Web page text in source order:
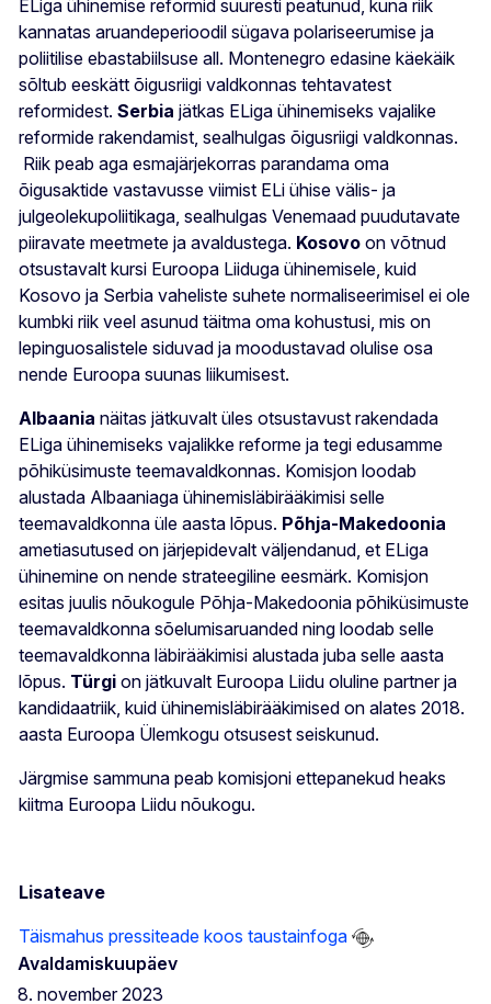
ELiga ühinemise reformid suuresti peatunud, kuna riik
kannatas aruandeperioodil sügava polariseerumise ja
poliitilise ebastabiilsuse all. Montenegro edasine käekäik
sõltub eeskätt õigusriigi valdkonnas tehtavatest
reformidest. Serbia jätkas ELiga ühinemiseks vajalike
reformide rakendamist, sealhulgas õigusriigi valdkonnas.
Riik peab aga esmajärjekorras parandama oma
õigusaktide vastavusse viimist ELi ühise välis- ja
julgeolekupoliitikaga, sealhulgas Venemaad puudutavate
piiravate meetmete ja avaldustega. Kosovo on võtnud
otsustavalt kursi Euroopa Liiduga ühinemisele, kuid
Kosovo ja Serbia vaheliste suhete normaliseerimisel ei ole
kumbki riik veel asunud täitma oma kohustusi, mis on
lepinguosalistele siduvad ja moodustavad olulise osa
nende Euroopa suunas liikumisest.
Albaania näitas jätkuvalt üles otsustavust rakendada
ELiga ühinemiseks vajalikke reforme ja tegi edusamme
põhiküsimuste teemavaldkonnas. Komisjon loodab
alustada Albaaniaga ühinemisläbirääkimisi selle
teemavaldkonna üle aasta lõpus. Põhja-Makedoonia
ametiasutused on järjepidevalt väljendanud, et ELiga
ühinemine on nende strateegiline eesmärk. Komisjon
esitas juulis nõukogule Põhja-Makedoonia põhiküsimuste
teemavaldkonna sõelumisaruanded ning loodab selle
teemavaldkonna läbirääkimisi alustada juba selle aasta
lõpus. Türgi on jätkuvalt Euroopa Liidu oluline partner ja
kandidaatriik, kuid ühinemisläbirääkimised on alates 2018.
aasta Euroopa Ülemkogu otsusest seiskunud.
Järgmise sammuna peab komisjoni ettepanekud heaks
kiitma Euroopa Liidu nõukogu.
Lisateave
Täismahus pressiteade koos taustainfoga
Avaldamiskuupäev
8. november 2023